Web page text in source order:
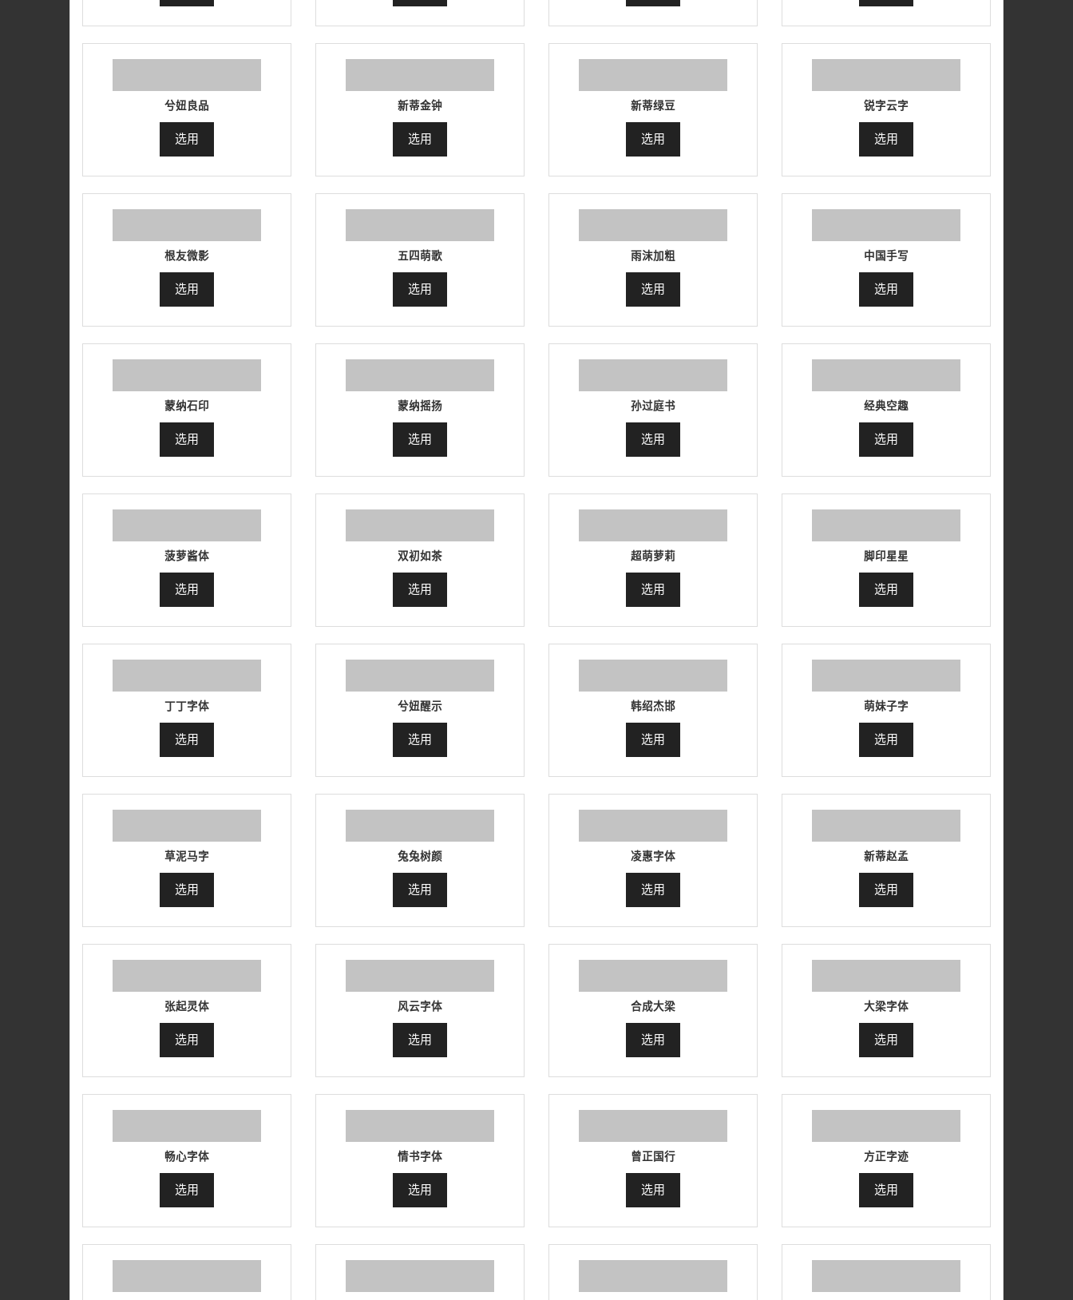
兮妞良品
选用
新蒂金钟
选用
新蒂绿豆
选用
锐字云字
选用
根友微影
选用
五四萌歌
选用
雨沫加粗
选用
中国手写
选用
蒙纳石印
选用
蒙纳摇扬
选用
孙过庭书
选用
经典空趣
选用
菠萝酱体
选用
双初如茶
选用
超萌萝莉
选用
脚印星星
选用
丁丁字体
选用
兮妞醒示
选用
韩绍杰邯
选用
萌妹子字
选用
草泥马字
选用
兔兔树颜
选用
凌惠字体
选用
新蒂赵孟
选用
张起灵体
选用
风云字体
选用
合成大梁
选用
大梁字体
选用
畅心字体
选用
情书字体
选用
曾正国行
选用
方正字迹
选用